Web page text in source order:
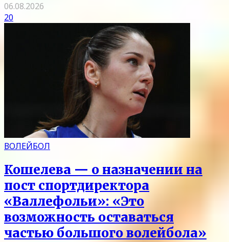
06.08.2026
20
ВОЛЕЙБОЛ
Кошелева — о назначении на
пост спортдиректора
«Валлефольи»: «Это
возможность оставаться
частью большого волейбола»